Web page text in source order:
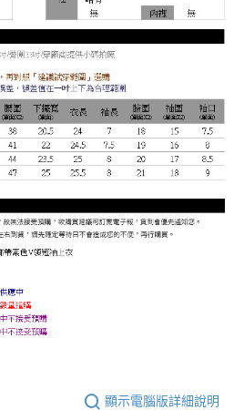
顯示電腦版詳細說明